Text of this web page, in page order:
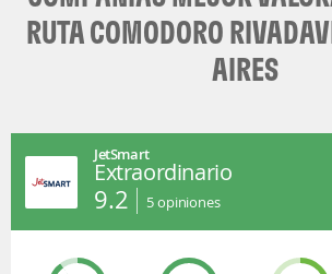
RUTA COMODORO
AIRES
JetSmart
Extraordinario
9.2 5opiniones